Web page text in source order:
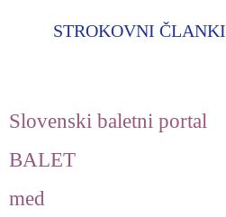
STROKOVNI ČLANKI
Slovenski baletni portal
BALET
med